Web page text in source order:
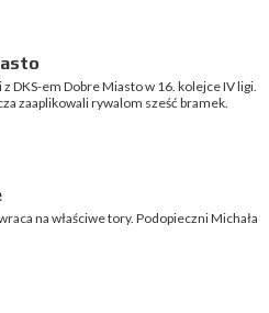
DKS-em Dobre Miasto w 16. kolejce IV ligi.
zaaplikowali rywalom sześć bramek.
na właściwe tory. Podopieczni Michała